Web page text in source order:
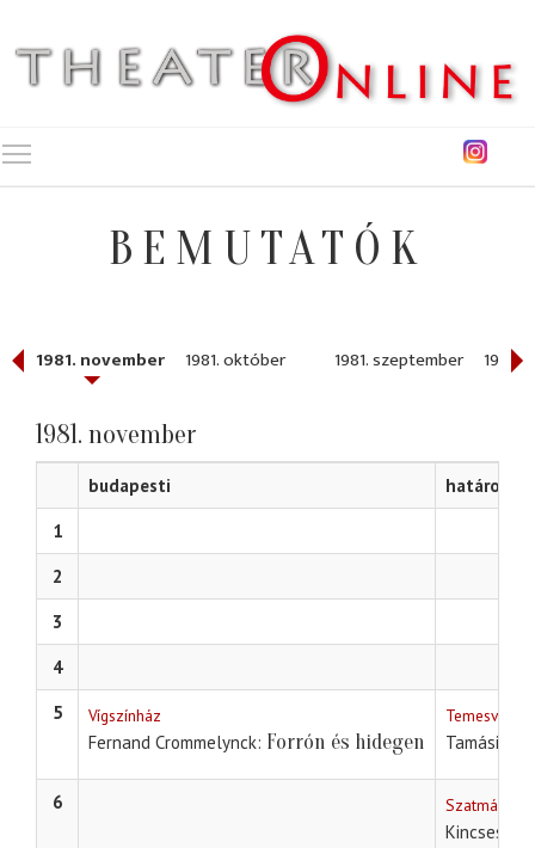
BEMUTATÓK
1981. november 1981. október 1981. szeptember 1981.
1981. november
budapesti
határon
1
2
3
4
5
Vígszínház
Fernand Crommelynck Forrón és hidegen
Temesvári
Tamási
6 Szatmári
Kincses